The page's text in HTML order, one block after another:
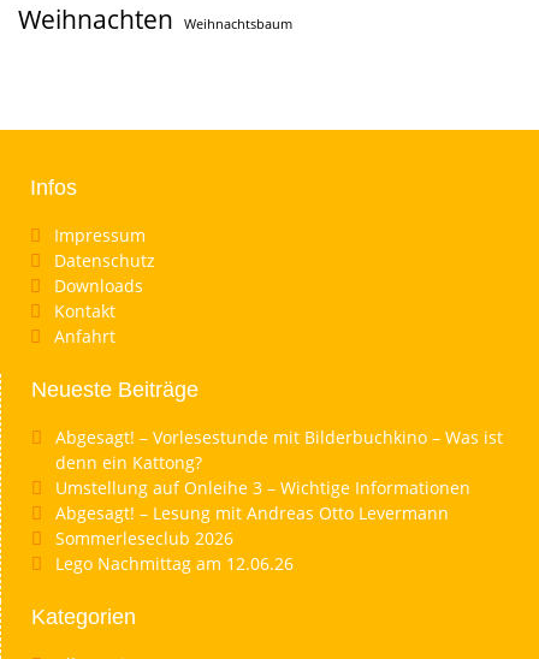
Weihnachten Weihnachtsbaum
Infos
Impressum
Datenschutz
Downloads
Kontakt
Anfahrt
Neueste Beiträge
Abgesagt! – Vorlesestunde mit Bilderbuchkino – Was ist
denn ein Kattong?
Umstellung auf Onleihe 3 – Wichtige Informationen
Abgesagt! – Lesung mit Andreas Otto Levermann
Sommerleseclub 2026
Lego Nachmittag am 12.06.26
Kategorien